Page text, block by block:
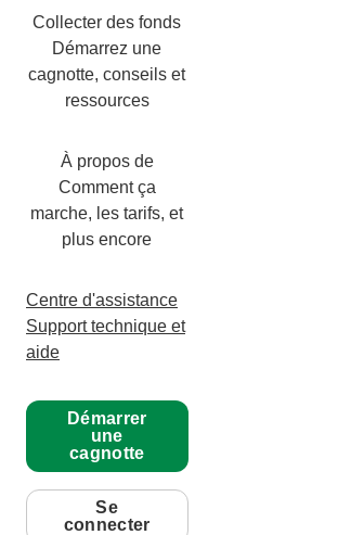
Collecter des fonds
Démarrez une
cagnotte, conseils et
ressources
À propos de
Comment ça
marche, les tarifs, et
plus encore
Centre d'assistance
Support technique et
aide
Démarrer
une
cagnotte
Se
connecter